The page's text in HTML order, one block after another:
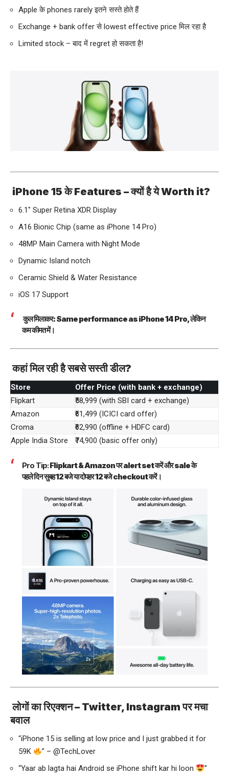
Apple के phones rarely इतने सस्ते होते हैं
Exchange + bank offer से lowest effective price मिल रहा है
Limited stock – बाद में regret हो सकता है!
iPhone 15 के Features – क्यों है ये Worth it?
6.1″ Super Retina XDR Display
A16 Bionic Chip (same as iPhone 14 Pro)
48MP Main Camera with Night Mode
Dynamic Island notch
Ceramic Shield & Water Resistance
iOS 17 Support
कुल मिलाकर: Same performance as iPhone 14 Pro, लेकिन
कम कीमत में।
कहां मिल रही है सबसे सस्ती डील?
Store
Offer Price (with bank + exchange)
Flipkart
₹58,999 (with SBI card + exchange)
Amazon
₹61,499 (ICICI card offer)
Croma
₹62,990 (offline + HDFC card)
Apple India Store
₹74,900 (basic offer only)
Pro Tip:Flipkart & Amazon पर alert set करें और sale के
पहले दिन सुबह 12 बजे या दोपहर 12 बजे checkout करें।
लोगों का रिएक्शन – Twitter, Instagram पर मचा
बवाल
“iPhone 15 is selling at low price and I just grabbed it for
59K
” – @TechLover
“Yaar ab lagta hai Android se iPhone shift kar hi loon
”